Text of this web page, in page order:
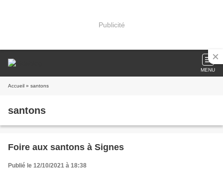
Publicité
MENU
Accueil » santons
santons
Foire aux santons à Signes
Publié le 12/10/2021 à 18:38